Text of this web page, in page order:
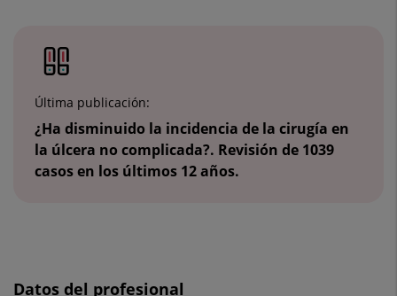
Última publicación:
¿Ha disminuido la incidencia de la cirugía en
la úlcera no complicada?. Revisión de 1039
casos en los últimos 12 años.
Datos del profesional